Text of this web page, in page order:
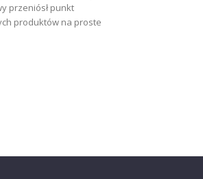
przeniósł punkt
produktów na proste